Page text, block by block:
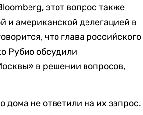
этот вопрос также
и американской делегацией в
что глава российского
Рубио обсудили
в решении вопросов,
дома не ответили на их запрос.